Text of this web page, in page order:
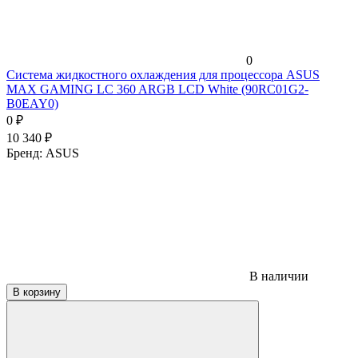
0
Система жидкостного охлаждения для процессора ASUS
MAX GAMING LC 360 ARGB LCD White (90RC01G2-
B0EAY0)
0 ₽
10 340 ₽
Бренд: ASUS
В наличии
В корзину